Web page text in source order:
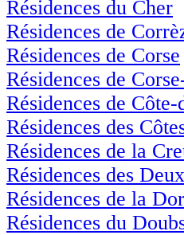
Résidences du Cher
Résidences de
Résidences de Corse
Résidences de
Résidences de
Résidences des
Résidences de la
Résidences des
Résidences de la
Résidences du